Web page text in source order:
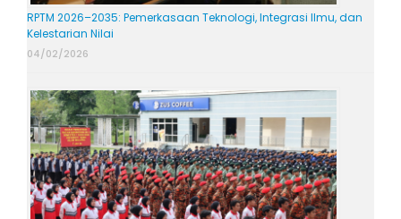
RPTM 2026–2035: Pemerkasaan Teknologi, Integrasi Ilmu, dan
Kelestarian Nilai
04/02/2026